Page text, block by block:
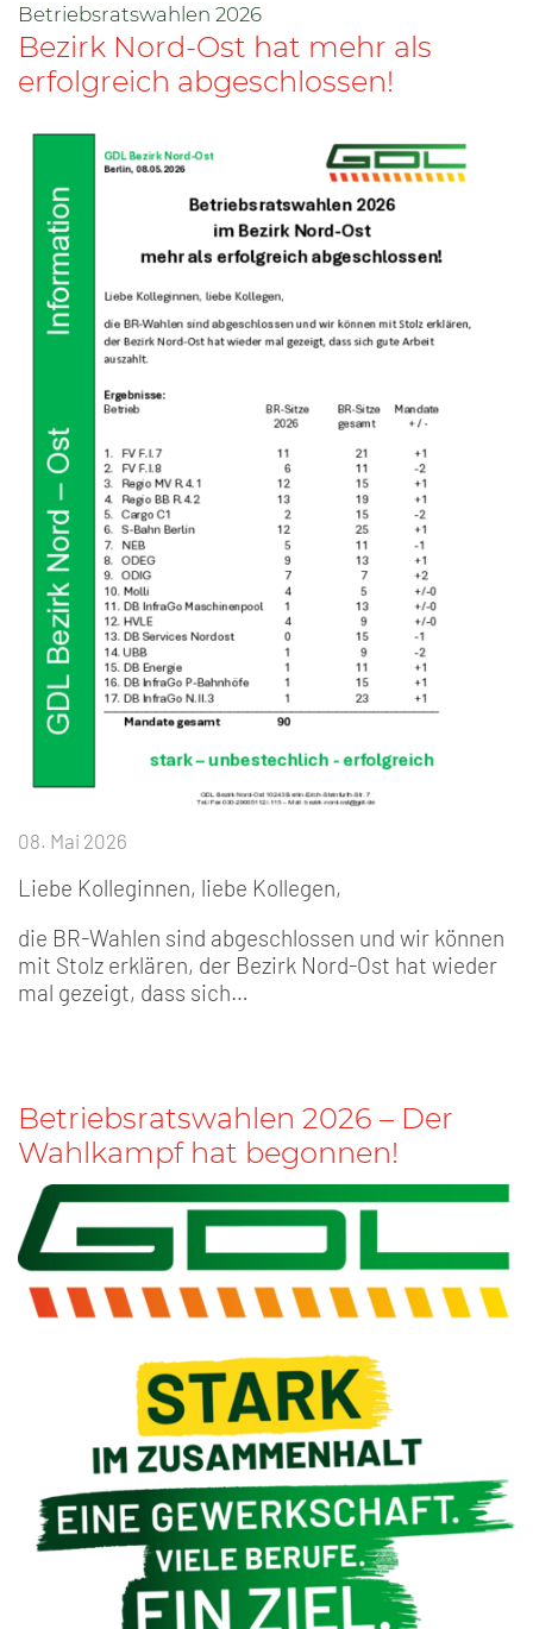
Betriebsratswahlen 2026
Bezirk Nord-Ost hat mehr als
erfolgreich abgeschlossen!
08. Mai 2026
Liebe Kolleginnen, liebe Kollegen,
die BR-Wahlen sind abgeschlossen und wir können
mit Stolz erklären, der Bezirk Nord-Ost hat wieder
mal gezeigt, dass sich…
Betriebsratswahlen 2026 – Der
Wahlkampf hat begonnen!